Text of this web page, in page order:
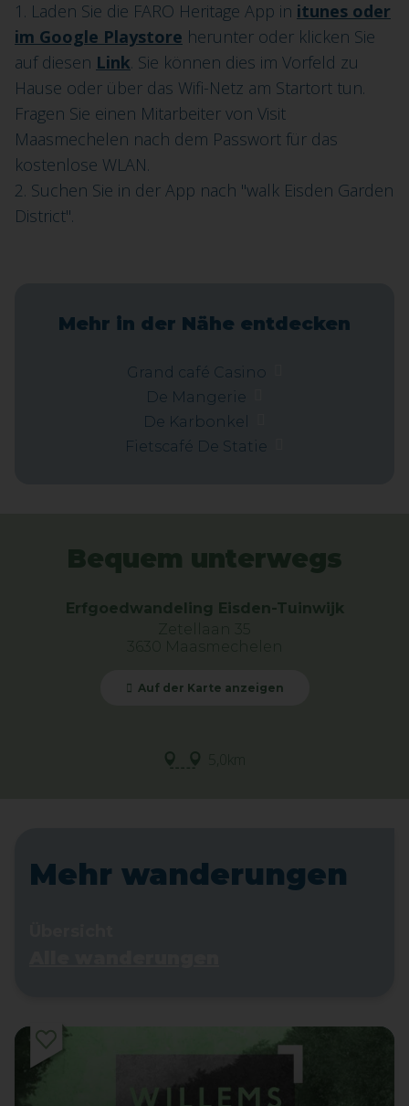
1. Laden Sie die FARO Heritage App in itunes oder
im Google Playstore herunter oder klicken Sie
auf diesen Link. Sie können dies im Vorfeld zu
Hause oder über das Wifi-Netz am Startort tun.
Fragen Sie einen Mitarbeiter von Visit
Maasmechelen nach dem Passwort für das
kostenlose WLAN.
2. Suchen Sie in der App nach "walk Eisden Garden
District".
Mehr in der Nähe entdecken
Grand café Casino
De Mangerie
De Karbonkel
Fietscafé De Statie
Bequem unterwegs
Erfgoedwandeling Eisden-Tuinwijk
Zetellaan 35
3630 Maasmechelen
Auf der Karte anzeigen
5,0km
Mehr wanderungen